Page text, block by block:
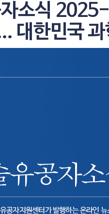
자소식
대한민국